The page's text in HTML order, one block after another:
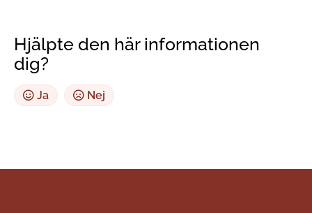
Hjälpte den här informationen
dig?
Ja Nej